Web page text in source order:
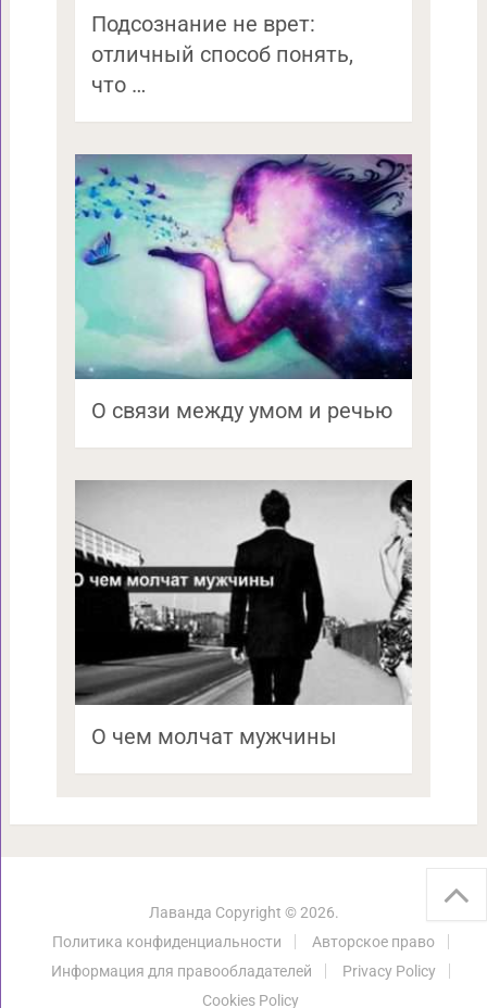
Подсознание не врет:
отличный способ понять,
что …
О связи между умом и речью
О чем молчат мужчины
Лаванда Copyright © 2026.
Политика конфиденциальности
Авторское право
Информация для правообладателей
Privacy Policy
Cookies Policy